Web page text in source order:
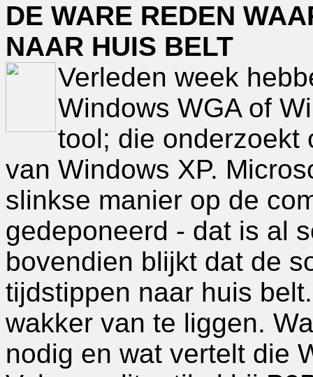
DE WARE REDEN
NAAR HUIS BELT
Verleden week
Windows WGA of
tool; die onderzoekt
van Windows XP.
slinkse manier op de
gedeponeerd - dat is al
bovendien blijkt dat de
tijdstippen naar huis
wakker van te liggen.
nodig en wat vertelt die